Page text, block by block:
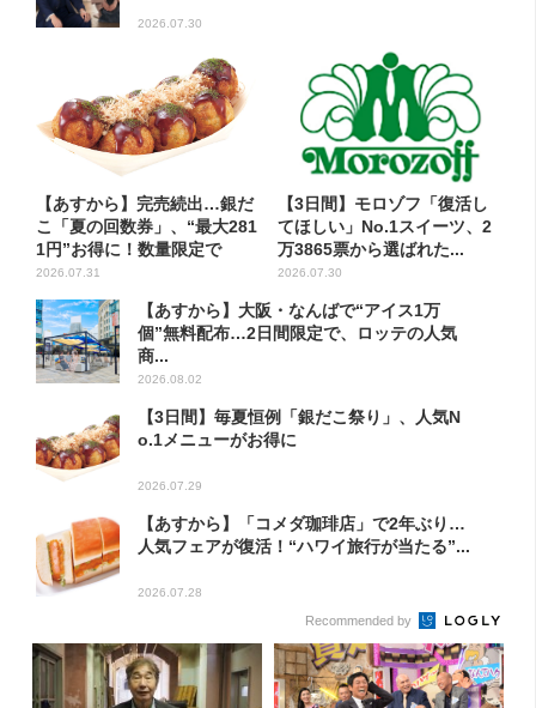
2026.07.30
【あすから】完売続出…銀だ
こ「夏の回数券」、“最大281
1円”お得に！数量限定で
2026.07.31
【3日間】モロゾフ「復活し
てほしい」No.1スイーツ、2
万3865票から選ばれた...
2026.07.30
【あすから】大阪・なんばで“アイス1万
個”無料配布…2日間限定で、ロッテの人気
商...
2026.08.02
【3日間】毎夏恒例「銀だこ祭り」、人気N
o.1メニューがお得に
2026.07.29
【あすから】「コメダ珈琲店」で2年ぶり…
人気フェアが復活！“ハワイ旅行が当たる”...
2026.07.28
Recommended by